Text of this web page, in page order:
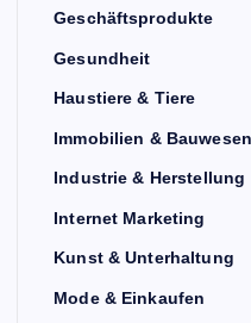
Geschäftsprodukte
Gesundheit
Haustiere & Tiere
Immobilien & Bauwesen
Industrie & Herstellung
Internet Marketing
Kunst & Unterhaltung
Mode & Einkaufen